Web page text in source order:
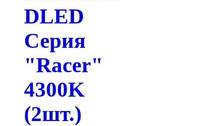
DLED
Серия
"Racer"
4300K
(2шт.)